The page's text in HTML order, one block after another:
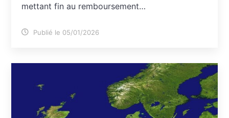
mettant fin au remboursement…
Publié le 05/01/2026